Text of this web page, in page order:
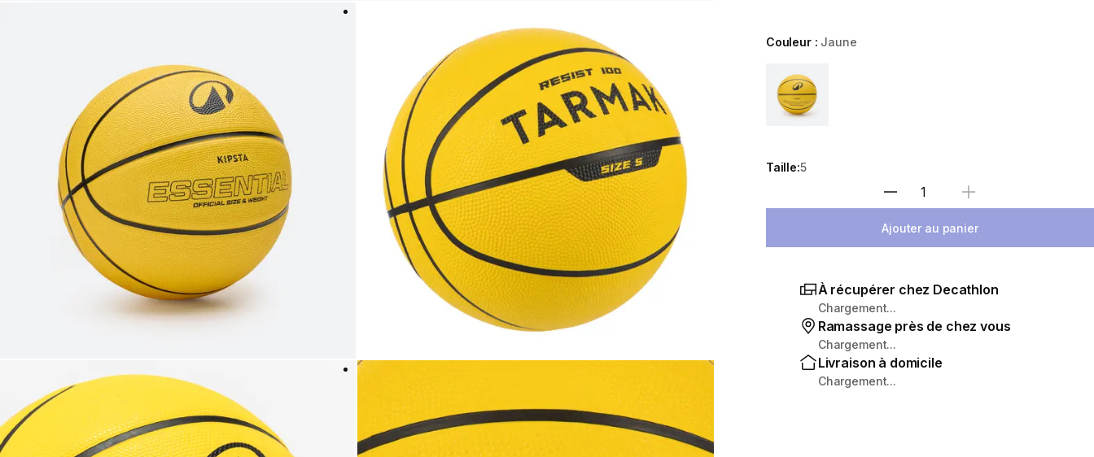
Couleur : Jaune
Choose a variant
Taille:5
Sélectionnez la quantité
Ajouter au panier
À récupérer chez Decathlon
Chargement...
Ramassage près de chez vous
Chargement...
Livraison à domicile
Chargement...